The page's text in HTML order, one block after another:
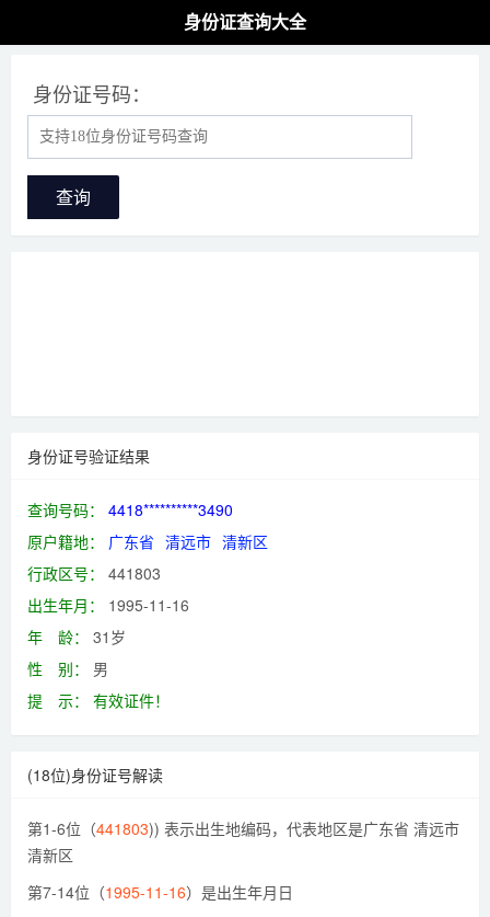
身份证查询大全
身份证号码：
查询
身份证号验证结果
查询号码：
4418**********3490
原户籍地：
广东省 清远市 清新区
行政区号：
441803
出生年月：
1995-11-16
年 龄：
31岁
性 别：
男
提 示：
有效证件！
(18位)身份证号解读
第1-6位（441803)) 表示出生地编码，代表地区是广东省 清远市
清新区
第7-14位（1995-11-16）是出生年月日